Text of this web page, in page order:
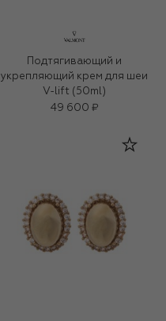
Подтягивающий и
укрепляющий крем для шеи
V-lift (50ml)
49 600 ₽